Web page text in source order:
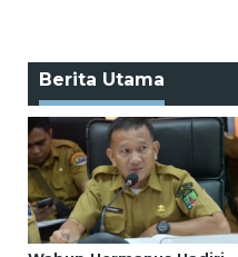
Berita Utama